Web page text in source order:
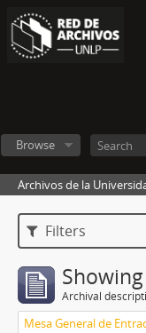
Browse
Archivos de la
Filters
Archival